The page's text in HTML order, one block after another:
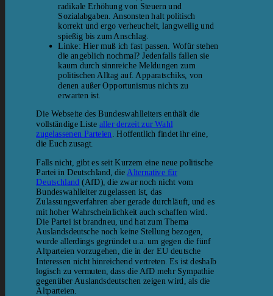
radikale Erhöhung von Steuern und
Sozialabgaben. Ansonsten halt politisch
korrekt und ergo verheuchelt, langweilig und
spießig bis zum Anschlag.
Linke: Hier muß ich fast passen. Wofür stehen
die angeblich nochmal? Jedenfalls fallen sie
kaum durch sinnreiche Meldungen zum
politischen Alltag auf. Apparatschiks, von
denen außer Opportunismus nichts zu
erwarten ist.
Die Webseite des Bundeswahlleiters enthält die
vollständige Liste aller derzeit zur Wahl
zugelassenen Parteien . Hoffentlich findet ihr eine,
die Euch zusagt.
Falls nicht, gibt es seit Kurzem eine neue politische
Partei in Deutschland, die Alternative für
Deutschland (AfD), die zwar noch nicht vom
Bundeswahlleiter zugelassen ist, das
Zulassungsverfahren aber gerade durchläuft, und es
mit hoher Wahrscheinlichkeit auch schaffen wird.
Die Partei ist brandneu, und hat zum Thema
Auslandsdeutsche noch keine Stellung bezogen,
wurde allerdings gegründet u.a. um gegen die fünf
Altparteien vorzugehen, die in der EU deutsche
Interessen nicht hinreichend vertreten. Es ist deshalb
logisch zu vermuten, dass die AfD mehr Sympathie
gegenüber Auslandsdeutschen zeigen wird, als die
Altparteien.